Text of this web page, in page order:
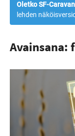
Oletko SF-
lehden